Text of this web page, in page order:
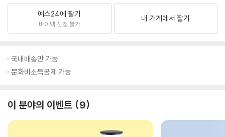
예스24에 팔기
바이백 신청 불가
내 가게에서 팔기
국내배송만 가능
문화비소득공제 가능
이 분야의 이벤트 9